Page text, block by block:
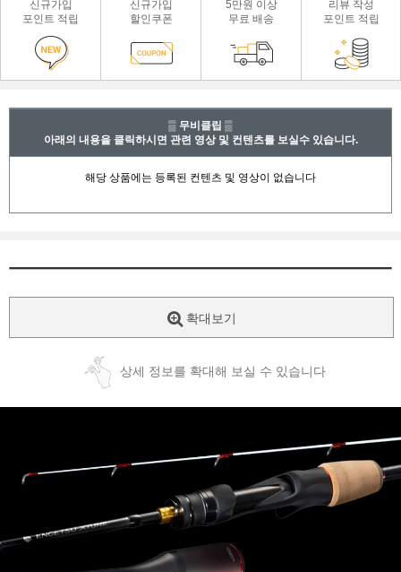
신규가입
포인트 적립
신규가입
할인쿠폰
5만원 이상
무료 배송
리뷰 작성
포인트 적립
▒ 무비클립 ▒
아래의 내용을 클릭하시면 관련 영상 및 컨텐츠를 보실수 있습니다.
확대보기
상세 정보를 확대해 보실 수 있습니다